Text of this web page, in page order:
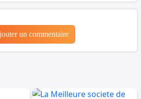
un commentaire